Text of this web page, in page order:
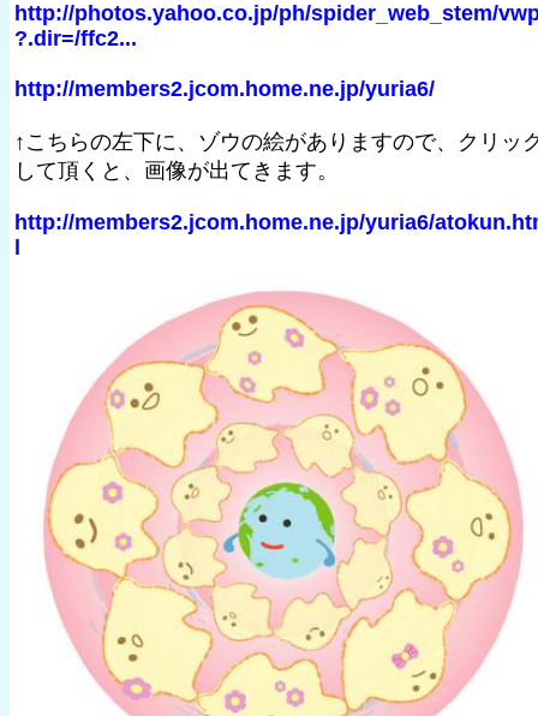
http://photos.yahoo.co.jp/ph/spider_web_stem/
?.dir=/ffc2...
http://members2.jcom.home.ne.jp/yuria6/
↑こちらの左下に、ゾウの絵がありますので、クリッ
して頂くと、画像が出てきます。
http://members2.jcom.home.ne.jp/yuria6/